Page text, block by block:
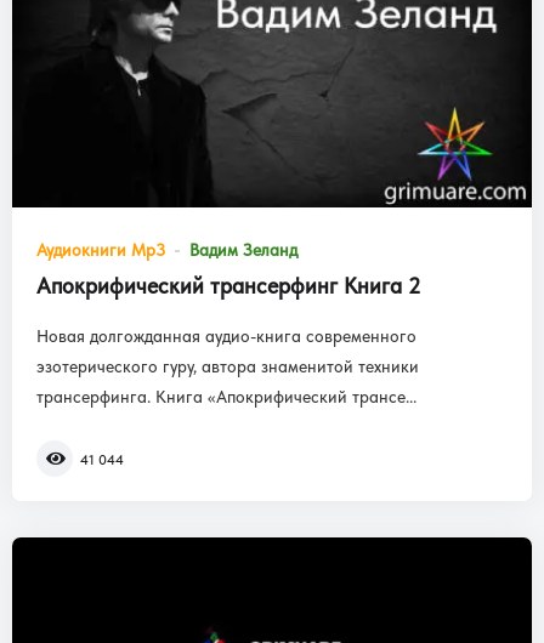
Аудиокниги Mp3 Вадим Зеланд
Апокрифический трансерфинг Книга 2
Новая долгожданная аудио-книга современного
эзотерического гуру, автора знаменитой техники
трансерфинга. Книга «Апокрифический трансе...
41 044